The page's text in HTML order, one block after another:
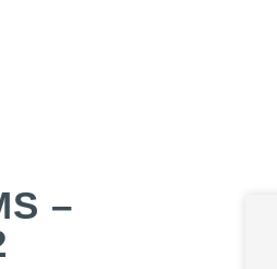
–